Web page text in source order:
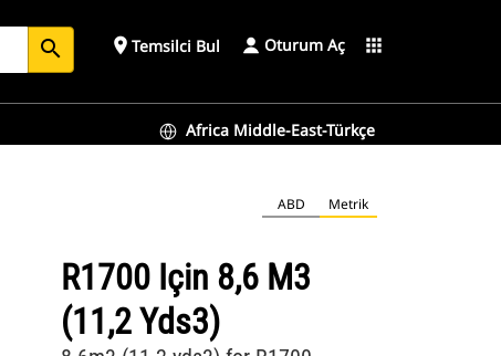
search place Temsilci Bul Oturum Aç apps
Africa Middle-East-Türkçe
ABD Metrik
R1700 Için 8,6 M3
(11,2 Yds3)